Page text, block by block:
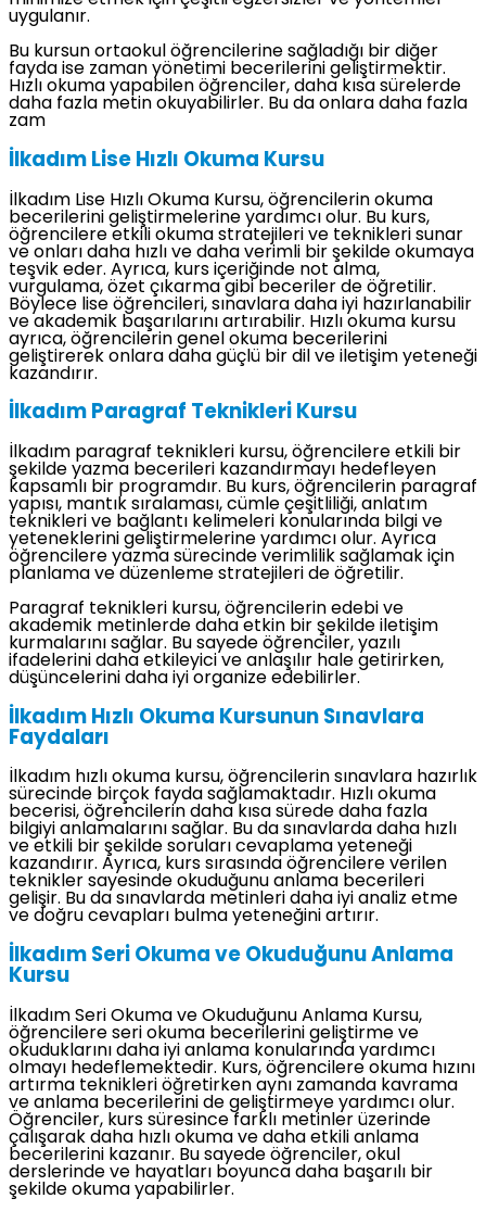
uygulanır.
Bu kursun ortaokul öğrencilerine sağladığı bir diğer
fayda ise zaman yönetimi becerilerini geliştirmektir.
Hızlı okuma yapabilen öğrenciler, daha kısa sürelerde
daha fazla metin okuyabilirler. Bu da onlara daha fazla
zam
İlkadım Lise Hızlı Okuma Kursu
İlkadım Lise Hızlı Okuma Kursu, öğrencilerin okuma
becerilerini geliştirmelerine yardımcı olur. Bu kurs,
öğrencilere etkili okuma stratejileri ve teknikleri sunar
ve onları daha hızlı ve daha verimli bir şekilde okumaya
teşvik eder. Ayrıca, kurs içeriğinde not alma,
vurgulama, özet çıkarma gibi beceriler de öğretilir.
Böylece lise öğrencileri, sınavlara daha iyi hazırlanabilir
ve akademik başarılarını artırabilir. Hızlı okuma kursu
ayrıca, öğrencilerin genel okuma becerilerini
geliştirerek onlara daha güçlü bir dil ve iletişim yeteneği
kazandırır.
İlkadım Paragraf Teknikleri Kursu
İlkadım paragraf teknikleri kursu, öğrencilere etkili bir
şekilde yazma becerileri kazandırmayı hedefleyen
kapsamlı bir programdır. Bu kurs, öğrencilerin paragraf
yapısı, mantık sıralaması, cümle çeşitliliği, anlatım
teknikleri ve bağlantı kelimeleri konularında bilgi ve
yeteneklerini geliştirmelerine yardımcı olur. Ayrıca
öğrencilere yazma sürecinde verimlilik sağlamak için
planlama ve düzenleme stratejileri de öğretilir.
Paragraf teknikleri kursu, öğrencilerin edebi ve
akademik metinlerde daha etkin bir şekilde iletişim
kurmalarını sağlar. Bu sayede öğrenciler, yazılı
ifadelerini daha etkileyici ve anlaşılır hale getirirken,
düşüncelerini daha iyi organize edebilirler.
İlkadım Hızlı Okuma Kursunun Sınavlara
Faydaları
İlkadım hızlı okuma kursu, öğrencilerin sınavlara hazırlık
sürecinde birçok fayda sağlamaktadır. Hızlı okuma
becerisi, öğrencilerin daha kısa sürede daha fazla
bilgiyi anlamalarını sağlar. Bu da sınavlarda daha hızlı
ve etkili bir şekilde soruları cevaplama yeteneği
kazandırır. Ayrıca, kurs sırasında öğrencilere verilen
teknikler sayesinde okuduğunu anlama becerileri
gelişir. Bu da sınavlarda metinleri daha iyi analiz etme
ve doğru cevapları bulma yeteneğini artırır.
İlkadım Seri Okuma ve Okuduğunu Anlama
Kursu
İlkadım Seri Okuma ve Okuduğunu Anlama Kursu,
öğrencilere seri okuma becerilerini geliştirme ve
okuduklarını daha iyi anlama konularında yardımcı
olmayı hedeflemektedir. Kurs, öğrencilere okuma hızını
artırma teknikleri öğretirken aynı zamanda kavrama
ve anlama becerilerini de geliştirmeye yardımcı olur.
Öğrenciler, kurs süresince farklı metinler üzerinde
çalışarak daha hızlı okuma ve daha etkili anlama
becerilerini kazanır. Bu sayede öğrenciler, okul
derslerinde ve hayatları boyunca daha başarılı bir
şekilde okuma yapabilirler.